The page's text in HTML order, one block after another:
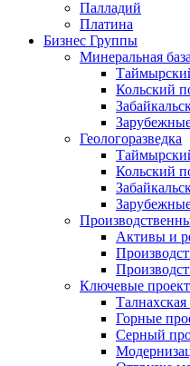
Палладий
Платина
Бизнес Группы
Минеральная база
Кольский
Геологоразведка
Кольский
Активы и
Ключевые
Талнахская
Горные
Серный